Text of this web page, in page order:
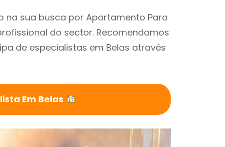
na sua busca por Apartamento Para
do sector. Recomendamos
de especialistas em Belas através
Em Belas